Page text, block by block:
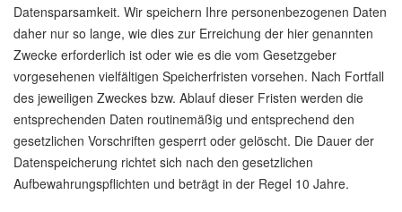
Datensparsamkeit. Wir speichern Ihre personenbezogenen Daten
daher nur so lange, wie dies zur Erreichung der hier genannten
Zwecke erforderlich ist oder wie es die vom Gesetzgeber
vorgesehenen vielfältigen Speicherfristen vorsehen. Nach Fortfall
des jeweiligen Zweckes bzw. Ablauf dieser Fristen werden die
entsprechenden Daten routinemäßig und entsprechend den
gesetzlichen Vorschriften gesperrt oder gelöscht. Die Dauer der
Datenspeicherung richtet sich nach den gesetzlichen
Aufbewahrungspflichten und beträgt in der Regel 10 Jahre.